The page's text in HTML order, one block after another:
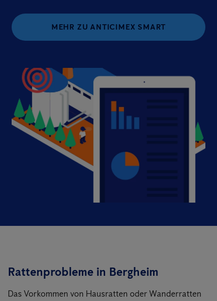
MEHR ZU ANTICIMEX SMART
Rattenprobleme in Bergheim
Das Vorkommen von Hausratten oder Wanderratten